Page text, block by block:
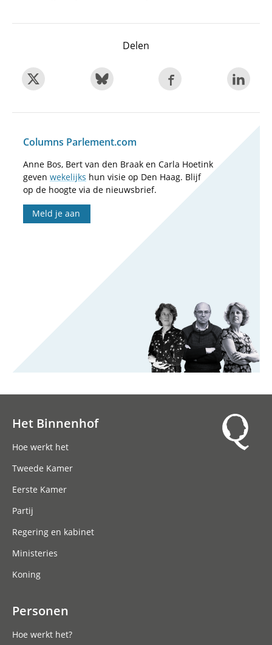
Delen
Columns Parlement.com
Anne Bos, Bert van den Braak en Carla Hoetink
geven wekelijks hun visie op Den Haag. Blijf
op de hoogte via de nieuwsbrief.
Meld je aan
Het Binnenhof
Hoe werkt het
Tweede Kamer
Eerste Kamer
Partij
Regering en kabinet
Ministeries
Koning
Personen
Hoe werkt het?